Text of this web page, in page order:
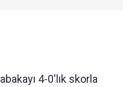
4-0'lık skorla